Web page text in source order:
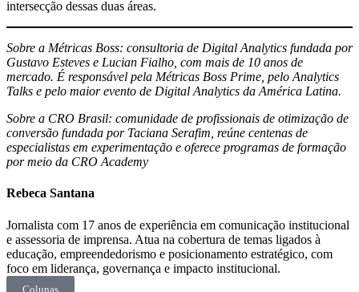
intersecção dessas duas áreas.
Sobre a Métricas Boss: consultoria de Digital Analytics fundada por
Gustavo Esteves e Lucian Fialho, com mais de 10 anos de
mercado. É responsável pela Métricas Boss Prime, pelo Analytics
Talks e pelo maior evento de Digital Analytics da América Latina.
Sobre a CRO Brasil: comunidade de profissionais de otimização de
conversão fundada por Taciana Serafim, reúne centenas de
especialistas em experimentação e oferece programas de formação
por meio da CRO Academy
Rebeca Santana
Jornalista com 17 anos de experiência em comunicação institucional
e assessoria de imprensa. Atua na cobertura de temas ligados à
educação, empreendedorismo e posicionamento estratégico, com
foco em liderança, governança e impacto institucional.
Colunas